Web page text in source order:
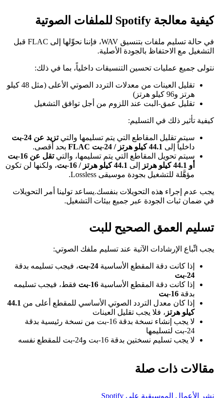
كيفية معالجة Spotify للملفات الصوتية
في حالة تسليم ملفات بتنسيق WAV، فإننا نحوِّلها إلى FLAC قبل
التشغيل مع الاحتفاظ بالجودة الأصلية.
نتولى جميع عمليات تحسين التنسيقات داخلياً، بما في ذلك:
تقليل العينات من معدلات التردد الصوتي الأعلى (مثل 48 كيلو
هرتز و96 كيلو هرتز)
تقليل عمق‑البت عند اللزوم من أجل توافق التشغيل
كيفية تأثير ذلك في التسليم:
سيتم تقليل المقاطع التي يتم تسليمها والتيتزيد عن 24‑بت
داخلياً إلى 44.1 كيلو هرتز / 24‑بت FLAC
بحد أقصى.
سيتم تحويل المقاطع التي يتم تسليمها، والتي
تقل عن 16‑بت
أو 44.1 كيلو هرتز
إلى 44.1 كيلو هرتز / 16‑بت
، ولكنها لن تكون
مؤهَّلة للتشغيل بجودة موسيقى Lossless.
يجب عدم إجراء هذه التحويلات بنفسك.يساعد تولينا أمر التحويلات
في ضمان ثبات الجودة عبر جميع بيئات التشغيل.
تسليم العمق الصحيح للبت
يجب اتِّباع الإرشادات الآتية عند تسليم ملفك الصوتي:
إذا كانت دقة المقطع الأساسية 24‑بت
، فيجب تسليمه بدقة
24‑بت
إذا كانت دقة المقطع الأساسية 16‑بت
فقط، فيجب تسليمه
بدقة 16‑بت
إذا كان معدل التردد الصوتي الأساسي للمقطع أعلى من 44.1
كيلو هرتز ، فلا يجب تقليل العينات
لا يجب إنشاء نسخة بدقة 16‑بت من نسخة رئيسية بدقة
24‑بت لتسليمها
لا يجب تسليم نسختين بدقة 16‑بت و24‑بت للمقطع نفسه
مقالات ذات صلة
نشر الأعمال الموسيقية على Spotify